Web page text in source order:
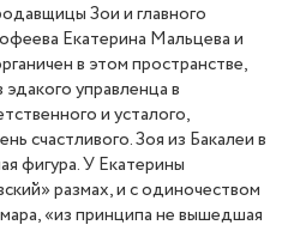
Зои и главного
Екатерина Мальцева и
в этом пространстве,
управленца в
и усталого,
счастливого. Зоя из Бакалеи в
фигура. У Екатерины
размах, и с одиночеством
«из принципа не вышедшая